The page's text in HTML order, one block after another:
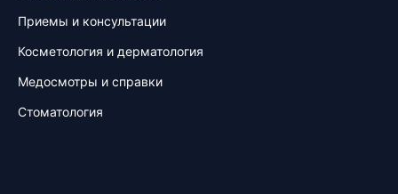
Приемы и консультации
Косметология и дерматология
Медосмотры и справки
Стоматология